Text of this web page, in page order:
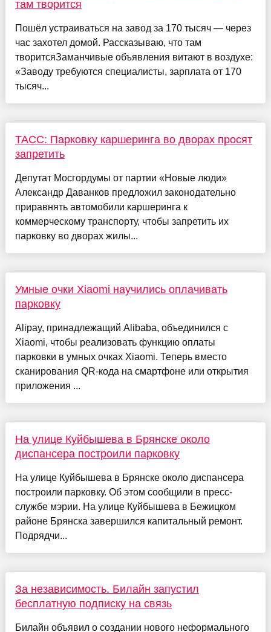
там творится
Пошёл устраиваться на завод за 170 тысяч — через
час захотел домой. Рассказываю, что там
творитсяЗаманчивые объявления витают в воздухе:
«Заводу требуются специалисты, зарплата от 170
тысяч...
ТАСС: Парковку каршеринга во дворах просят
запретить
Депутат Мосгордумы от партии «Новые люди»
Александр Даванков предложил законодательно
приравнять автомобили каршеринга к
коммерческому транспорту, чтобы запретить их
парковку во дворах жилы...
Умные очки Xiaomi научились оплачивать
парковку
Alipay, принадлежащий Alibaba, объединился с
Xiaomi, чтобы реализовать функцию оплаты
парковки в умных очках Xiaomi. Теперь вместо
сканирования QR-кода на смартфоне или открытия
приложения ...
На улице Куйбышева в Брянске около
диспансера построили парковку
На улице Куйбышева в Брянске около диспансера
построили парковку. Об этом сообщили в пресс-
службе мэрии. На улице Куйбышева в Бежицком
районе Брянска завершился капитальный ремонт.
Подрядчи...
За независимость. Билайн запустил
бесплатную подписку на связь
Билайн объявил о создании нового неформального